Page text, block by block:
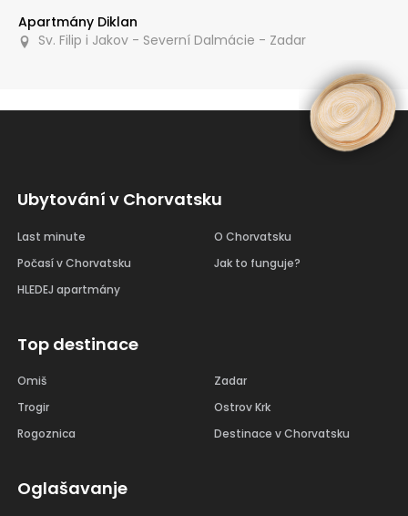
Apartmány Diklan
Sv. Filip i Jakov - Severní Dalmácie - Zadar
Ubytování v Chorvatsku
Last minute
Počasí v Chorvatsku
HLEDEJ apartmány
O Chorvatsku
Jak to funguje?
Top destinace
Omiš
Trogir
Rogoznica
Zadar
Ostrov Krk
Destinace v Chorvatsku
Oglašavanje